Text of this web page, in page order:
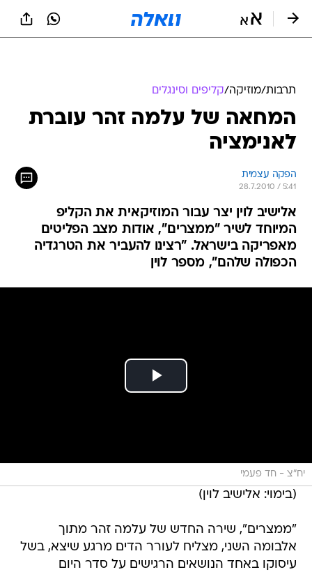
תרבות/מוזיקה/קליפים וסינגלים
המחאה של עלמה זהר עוברת
לאנימציה
הפקה עצמית
28.7.2010 / 5:41
אלישיב לוין יצר עבור המוזיקאית את הקליפ
המיוחד לשיר "ממצרים", אודות מצב הפליטים
מאפריקה בישראל. "רצינו להעביר את הטרגדיה
הכפולה שלהם", מספר לוין
יח"צ - חד פעמי
(בימוי: אלישיב לוין)
"ממצרים", שירה החדש של עלמה זהר מתוך
אלבומה השני, מצליח לעורר הדים מרגע שיצא, בשל
עיסוקו באחד הנושאים הרגישים על סדר היום